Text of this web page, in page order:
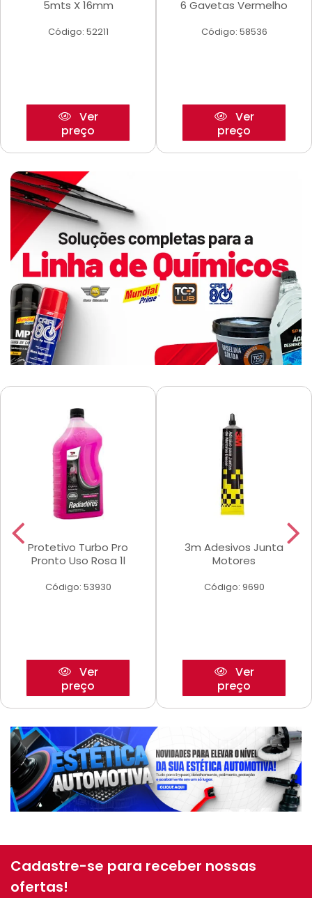
5mts X 16mm
Código: 52211
Ver
preço
6 Gavetas Vermelho
Código: 58536
Ver
preço
Protetivo Turbo Pro
Pronto Uso Rosa 1l
Código: 53930
Ver
preço
3m Adesivos Junta
Motores
Código: 9690
Ver
preço
Cadastre-se para receber nossas
ofertas!